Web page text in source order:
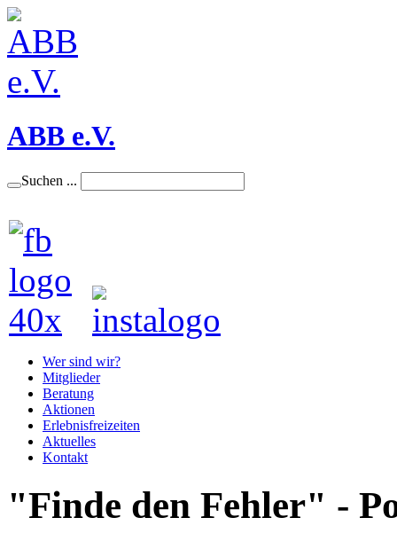
ABB e.V.
Suchen ...
Wer sind wir?
Mitglieder
Beratung
Aktionen
Erlebnisfreizeiten
Aktuelles
Kontakt
"Finde den Fehler" -